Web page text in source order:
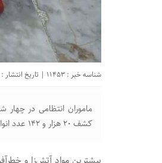
شناسه خبر : 11453 | تاریخ انتشار : 22 اسفند 1402 - 3:30 |
ماموران انتظامی در
کشف ۲۰ هزار و ۱۴۲ عدد انواع مواد آتش‌زا و خطرآفرین به همراه ۱۱ عدد بمب دست ساز شدند.